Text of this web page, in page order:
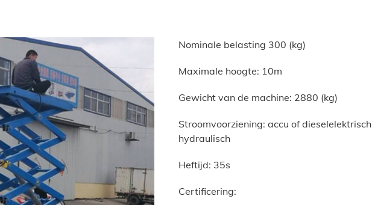
Nominale belasting 300 (kg)
Maximale hoogte: 10m
Gewicht van de machine: 2880 (kg)
Stroomvoorziening: accu of dieselelektrisch
hydraulisch
Heftijd: 35s
Certificering: